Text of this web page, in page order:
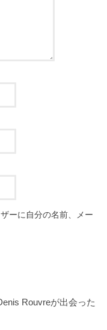
ーに自分の名前、メー
Rouvreが出会った